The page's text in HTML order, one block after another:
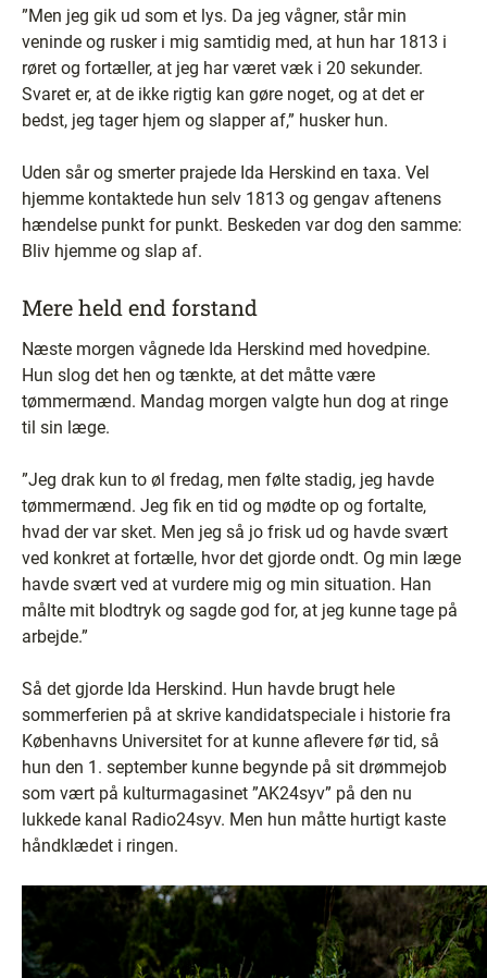
”Men jeg gik ud som et lys. Da jeg vågner, står min
veninde og rusker i mig samtidig med, at hun har 1813 i
røret og fortæller, at jeg har været væk i 20 sekunder.
Svaret er, at de ikke rigtig kan gøre noget, og at det er
bedst, jeg tager hjem og slapper af,” husker hun.
Uden sår og smerter prajede Ida Herskind en taxa. Vel
hjemme kontaktede hun selv 1813 og gengav aftenens
hændelse punkt for punkt. Beskeden var dog den samme:
Bliv hjemme og slap af.
Mere held end forstand
Næste morgen vågnede Ida Herskind med hovedpine.
Hun slog det hen og tænkte, at det måtte være
tømmermænd. Mandag morgen valgte hun dog at ringe
til sin læge.
”Jeg drak kun to øl fredag, men følte stadig, jeg havde
tømmermænd. Jeg fik en tid og mødte op og fortalte,
hvad der var sket. Men jeg så jo frisk ud og havde svært
ved konkret at fortælle, hvor det gjorde ondt. Og min læge
havde svært ved at vurdere mig og min situation. Han
målte mit blodtryk og sagde god for, at jeg kunne tage på
arbejde.”
Så det gjorde Ida Herskind. Hun havde brugt hele
sommerferien på at skrive kandidatspeciale i historie fra
Københavns Universitet for at kunne aflevere før tid, så
hun den 1. september kunne begynde på sit drømmejob
som vært på kulturmagasinet ”AK24syv” på den nu
lukkede kanal Radio24syv. Men hun måtte hurtigt kaste
håndklædet i ringen.